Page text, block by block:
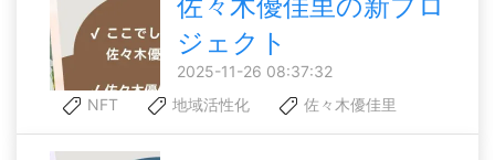
ジェクト
2025-11-26 08:37:32
NFT
地域活性化 佐々木優佳里